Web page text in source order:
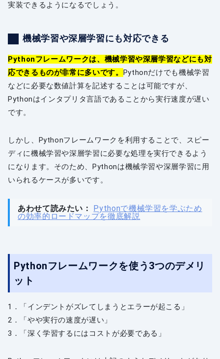
実装できるようになるでしょう。
機械学習や深層学習にも対応できる
Pythonフレームワークは、機械学習や深層学習などにも対
応できるものが非常に多いです。 Pythonだけでも機械学習
などに必要な数値計算を記述することは可能ですが、
Pythonはインタプリタ言語であることから実行速度が遅い
です。
しかし、Pythonフレームワークを利用することで、スピー
ディに機械学習や深層学習に必要な処理を実行できるよう
になります。そのため、Pythonは機械学習や深層学習に用
いられるケースが多いです。
あわせて読みたい：
Pythonで機械学習を学ぶため
の効率的ロードマップを徹底解説
Pythonフレームワークを使う3つのデメリ
ット
1．「インデントがズレてしまうとエラーが起こる」
2．「やや実行の速度が遅い」
3．「深く学習するにはコストが必要である」